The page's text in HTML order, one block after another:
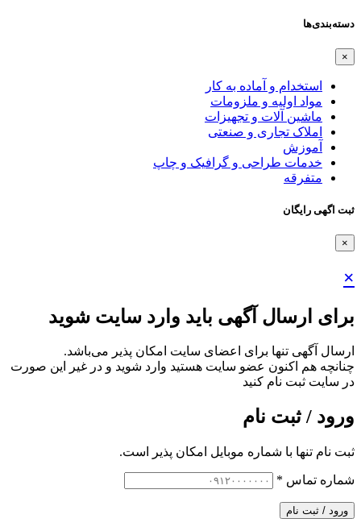
دسته‌بندی‌ها
×
استخدام و آماده به کار
مواد اولیه و ملزومات
ماشین آلات و تجهیزات
املاک تجاری و صنعتی
آموزش
خدمات طراحی و گرافیک و چاپ
متفرقه
ثبت اگهی رایگان
×
×
برای ارسال آگهی باید وارد سایت شوید
ارسال آگهی تنها برای اعضای سایت امکان پذیر می‌باشد.
چنانچه هم‌ اکنون عضو سایت هستید وارد شوید و در غیر این صورت
در سایت ثبت نام کنید
ورود / ثبت نام
ثبت نام تنها با شماره موبایل امکان پذیر است.
شماره تماس *
ورود / ثبت نام